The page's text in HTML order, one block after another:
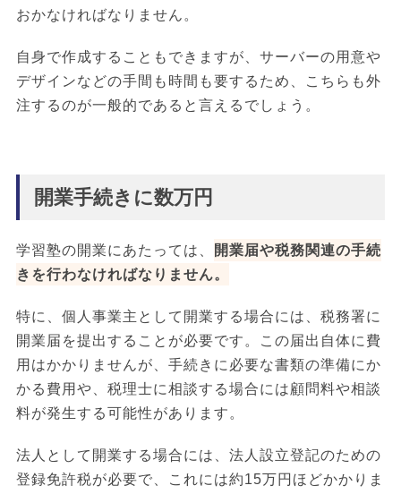
おかなければなりません。
自身で作成することもできますが、サーバーの用意や
デザインなどの手間も時間も要するため、こちらも外
注するのが一般的であると言えるでしょう。
開業手続きに数万円
学習塾の開業にあたっては、
開業届や税務関連の手続
きを行わなければなりません。
特に、個人事業主として開業する場合には、税務署に
開業届を提出することが必要です。この届出自体に費
用はかかりませんが、手続きに必要な書類の準備にか
かる費用や、税理士に相談する場合には顧問料や相談
料が発生する可能性があります。
法人として開業する場合には、法人設立登記のための
登録免許税が必要で、これには約15万円ほどかかりま